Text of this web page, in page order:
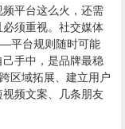
平台这么火，还需
须重视。社交媒体
平台规则随时可能
手中，是品牌最稳
区域拓展、建立用户
频文案、几条朋友